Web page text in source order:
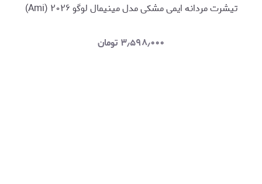
تیشرت مردانه ایمی مشکی مدل مینیمال لوگو ۲۰۲۶ (Ami)
۳٫۵۹۸٫۰۰۰ تومان